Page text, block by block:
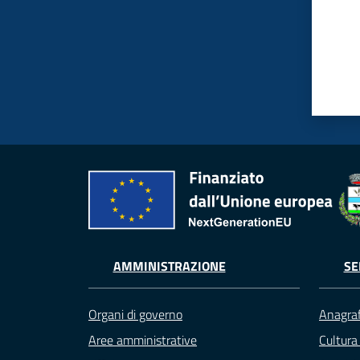
AMMINISTRAZIONE
Organi di governo
Aree amministrative